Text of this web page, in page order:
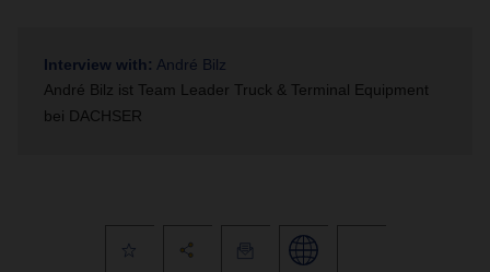
Interview with: André Bilz
André Bilz ist Team Leader Truck & Terminal Equipment
bei DACHSER